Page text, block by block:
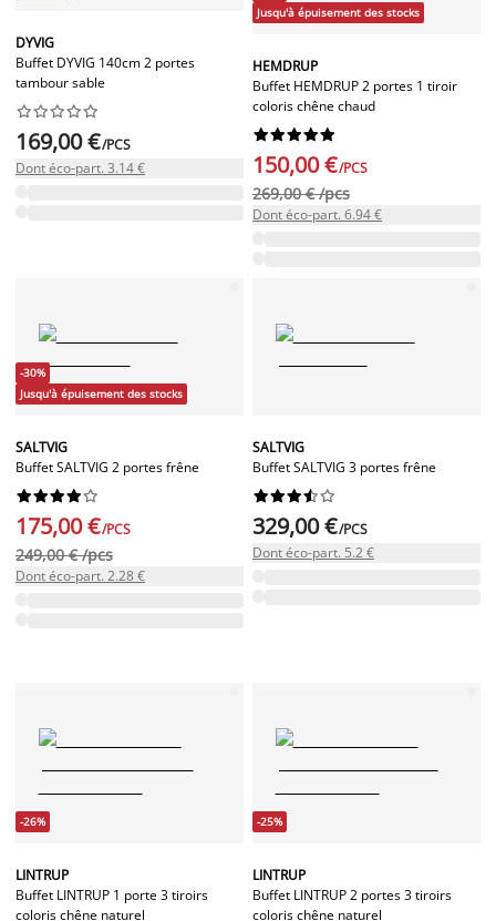
DYVIG
Buffet DYVIG 140cm 2 portes
tambour sable






169,00 €/PCS
Dont éco-part. 3.14 €
Jusqu'à épuisement des stocks
HEMDRUP
Buffet HEMDRUP 2 portes 1 tiroir
coloris chêne chaud






150,00 €/PCS
269,00 € /pcs
Dont éco-part. 6.94 €
-30%
Jusqu'à épuisement des stocks
SALTVIG
Buffet SALTVIG 2 portes frêne






175,00 €/PCS
249,00 € /pcs
Dont éco-part. 2.28 €
SALTVIG
Buffet SALTVIG 3 portes frêne






329,00 €/PCS
Dont éco-part. 5.2 €
-26%
LINTRUP
Buffet LINTRUP 1 porte 3 tiroirs
coloris chêne naturel
-25%
LINTRUP
Buffet LINTRUP 2 portes 3 tiroirs
coloris chêne naturel